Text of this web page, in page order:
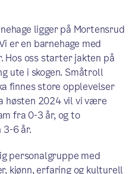
ligger på Mortensrud
er en barnehage med
Hos oss starter jakten på
ute i skogen. Småtroll
finnes store opplevelser
høsten 2024 vil vi være
fra 0-3 år, og to
6 år.
personalgruppe med
kjønn, erfaring og kulturell